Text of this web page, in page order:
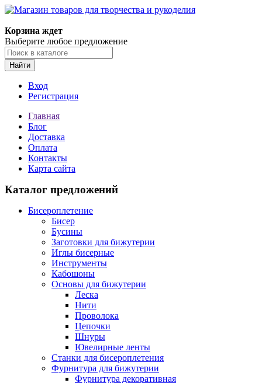
Корзина ждет
Выберите любое предложение
Найти
Вход
Регистрация
Главная
Блог
Доставка
Оплата
Контакты
Карта сайта
Каталог предложений
Бисероплетение
Бисер
Бусины
Заготовки для бижутерии
Иглы бисерные
Инструменты
Кабошоны
Основы для бижутерии
Леска
Нити
Проволока
Цепочки
Шнуры
Ювелирные ленты
Станки для бисероплетения
Фурнитура для бижутерии
Фурнитура декоративная